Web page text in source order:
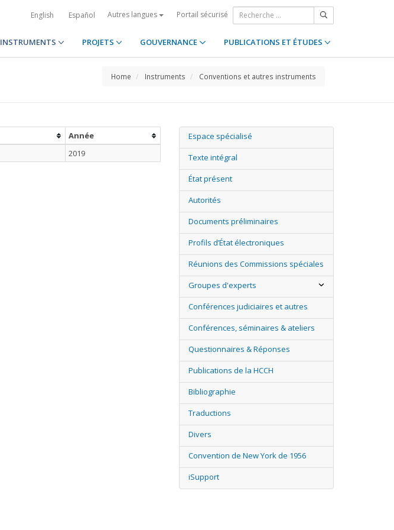
English Español Autres langues Portail sécurisé
INSTRUMENTS PROJETS GOUVERNANCE PUBLICATIONS ET ÉTUDES
Home Instruments Conventions et autres instruments
Année
2019
Espace spécialisé
Texte intégral
État présent
Autorités
Documents préliminaires
Profils d’État électroniques
Réunions des Commissions spéciales
Groupes d'experts
Conférences judiciaires et autres
Conférences, séminaires & ateliers
Questionnaires & Réponses
Publications de la HCCH
Bibliographie
Traductions
Divers
Convention de New York de 1956
iSupport